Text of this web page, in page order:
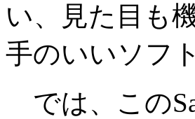
い、見た目も
手のいいソフ
では、この